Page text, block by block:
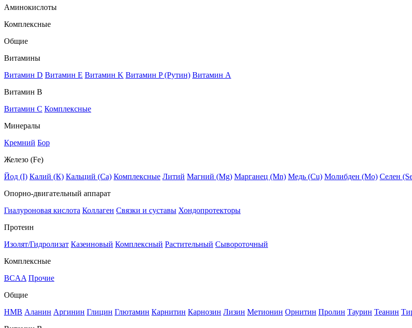
Аминокислоты
Комплексные
Общие
Витамины
Витамин D Витамин E Витамин K Витамин P (Рутин) Витамин А
Витамин В
Витамин C Комплексные
Минералы
Кремний Бор
Железо (Fe)
Йод (I) Калий (К) Кальций (Са) Комплексные Литий Магний (Mg) Марганец (Mn) Медь (Сu) Молибден (Мо) Селен
Опорно-двигательный аппарат
Гиалуроновая кислота Коллаген Связки и суставы Хондопротекторы
Протеин
Изолят/Гидролизат Казеиновый Комплексный Растительный Сывороточный
Комплексные
BCAA Прочие
Общие
HMB Аланин Аргинин Глицин Глютамин Карнитин Карнозин Лизин Метионин Орнитин Пролин Таурин Теанин